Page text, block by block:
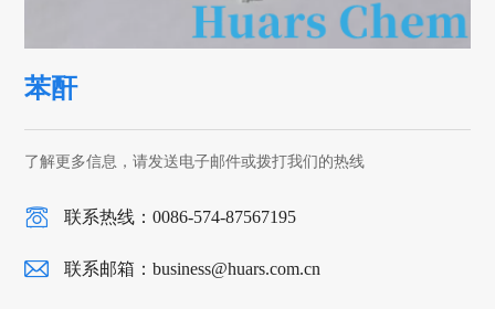
苯酐
了解更多信息，请发送电子邮件或拨打我们的热线
联系热线：0086-574-87567195
联系邮箱：business@huars.com.cn